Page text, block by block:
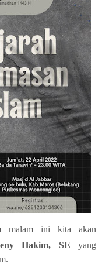
malam ini kita akan
Hakim, SEyang